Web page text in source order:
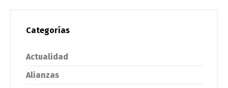
Categorías
Actualidad
Alianzas